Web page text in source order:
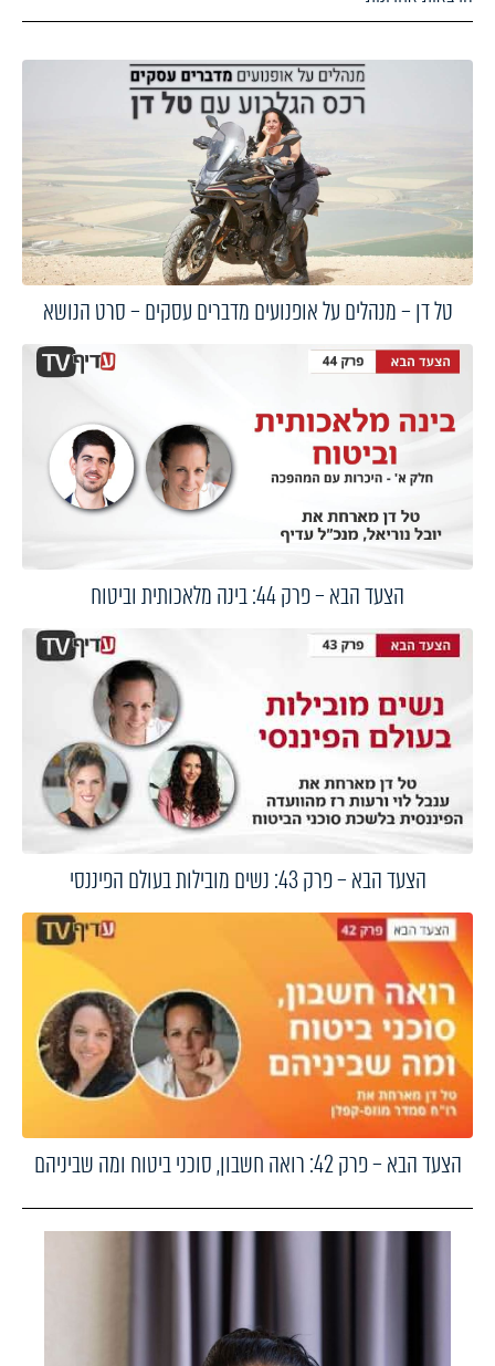
טל דן – מנהלים על אופנועים מדברים עסקים – סרט הנושא
הצעד הבא – פרק 44: בינה מלאכותית וביטוח
הצעד הבא – פרק 43: נשים מובילות בעולם הפיננסי
הצעד הבא – פרק 42: רואה חשבון, סוכני ביטוח ומה שביניהם